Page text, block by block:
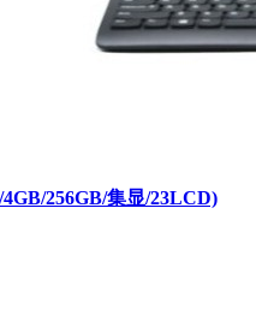
256GB/集显/23LCD)